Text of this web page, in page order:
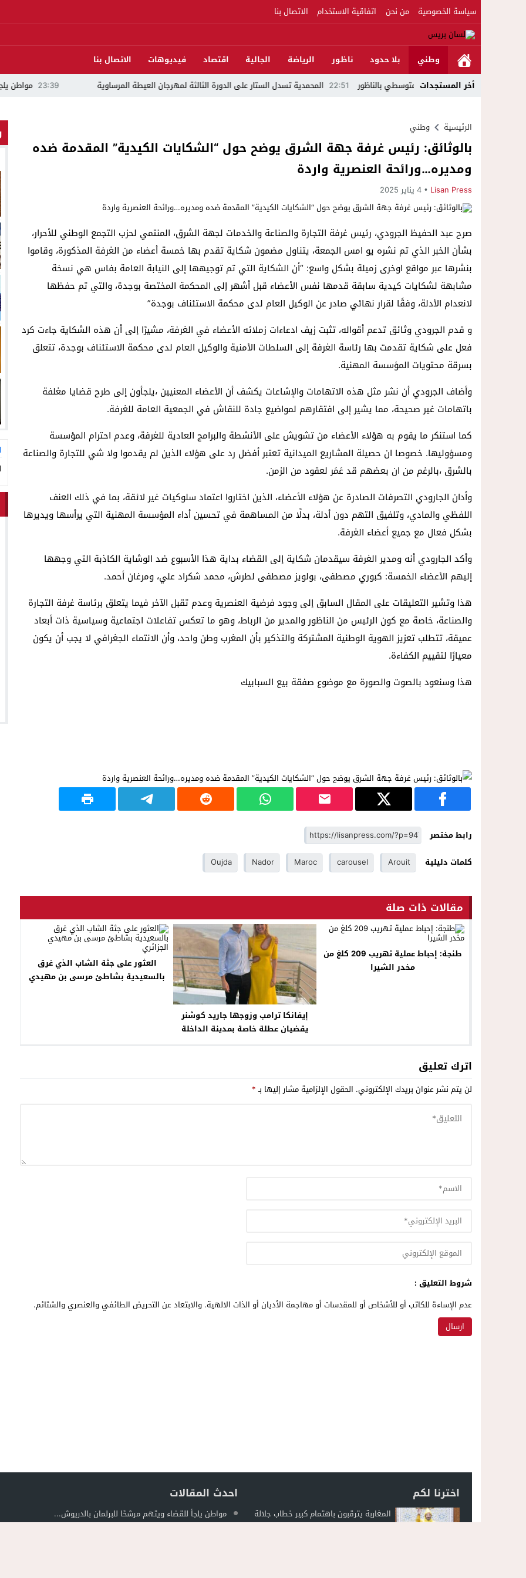
سياسة الخصوصية من نحن اتفاقية الاستخدام الاتصال بنا
وطني بلا حدود ناظور الرياضة الجالية اقتصاد فيديوهات
الاتصال بنا
أخر المستجدات
مواطن يلجأ للقضاء 22:51 المحمدية تسدل الستار على الدورة الثالثة لمهرجان العيطة المرساوية
الرئيسية وطني
بالوثائق: رئيس غرفة جهة الشرق يوضح حول “الشكايات الكيدية” المقدمة ضده
ومديره…ورائحة العنصرية واردة
Lisan Press 4 يناير 2025
صرح عبد الحفيظ الجرودي، رئيس غرفة التجارة والصناعة والخدمات لجهة الشرق، المنتمي لحزب التجمع الوطني للأحرار،
بشأن الخبر الذي تم نشره يو امس الجمعة، يتناول مضمون شكاية تقدم بها خمسة أعضاء من الغرفة المذكورة، وقاموا
بنشرها عبر مواقع اوخرى زميلة بشكل واسع: “أن الشكاية التي تم توجيهها إلى النيابة العامة بفاس هي نسخة
مشابهة لشكايات كيدية سابقة قدمها نفس الأعضاء قبل أشهر إلى المحكمة المختصة بوجدة، والتي تم حفظها
لانعدام الأدلة، وفقًا لقرار نهائي صادر عن الوكيل العام لدى محكمة الاستئناف بوجدة”
و قدم الجرودي وثائق تدعم أقواله، تثبت زيف ادعاءات زملائه الأعضاء في الغرفة، مشيرًا إلى أن هذه الشكاية جاءت كرد
فعل على شكاية تقدمت بها رئاسة الغرفة إلى السلطات الأمنية والوكيل العام لدى محكمة الاستئناف بوجدة، تتعلق
بسرقة محتويات المؤسسة المهنية.
وأضاف الجرودي أن نشر مثل هذه الاتهامات والإشاعات يكشف أن الأعضاء المعنيين ،يلجأون إلى طرح قضايا مغلفة
باتهامات غير صحيحة، مما يشير إلى افتقارهم لمواضيع جادة للنقاش في الجمعية العامة للغرفة.
كما استنكر ما يقوم به هؤلاء الأعضاء من تشويش على الأنشطة والبرامج العادية للغرفة، وعدم احترام المؤسسة
ومسؤوليها. خصوصا ان حصيلة المشاريع الميدانية تعتبر أفضل رد على هؤلاء الذين لم يقدموا ولا شي للتجارة والصناعة
بالشرق ،بالرغم من ان بعضهم قد عَمَر لعقود من الزمن.
وأدان الجارودي التصرفات الصادرة عن هؤلاء الأعضاء، الذين اختاروا اعتماد سلوكيات غير لائقة، بما في ذلك العنف
اللفظي والمادي، وتلفيق التهم دون أدلة، بدلًا من المساهمة في تحسين أداء المؤسسة المهنية التي يرأسها ويديرها
بشكل فعال مع جميع أعضاء الغرفة.
وأكد الجارودي أنه ومدير الغرفة سيقدمان شكاية إلى القضاء بداية هذا الأسبوع ضد الوشاية الكاذبة التي وجهها
إليهم الأعضاء الخمسة: كبوري مصطفى، بولويز مصطفى لطرش، محمد شكراد علي، ومرغان أحمد.
هذا وتشير التعليقات على المقال السابق إلى وجود فرضية العنصرية وعدم تقبل الآخر فيما يتعلق برئاسة غرفة التجارة
والصناعة، خاصة مع كون الرئيس من الناظور والمدير من الرباط، وهو ما تعكس تفاعلات اجتماعية وسياسية ذات أبعاد
عميقة، تتطلب تعزيز الهوية الوطنية المشتركة والتذكير بأن المغرب وطن واحد، وأن الانتماء الجغرافي لا يجب أن يكون
معيارًا لتقييم الكفاءة.
هذا وسنعود بالصوت والصورة مع موضوع صفقة بيع السبابيك
رابط مختصر
كلمات دليلية
Arouit
carousel
Maroc
Nador
Oujda
مقالات ذات صلة
طنجة: إحباط عملية تهريب 209 كلغ من
مخدر الشيرا
إيفانكا ترامب وزوجها جاريد كوشنر
يقضيان عطلة خاصة بمدينة الداخلة
العثور على جثة الشاب الذي غرق
بالسعيدية بشاطئ مرسى بن مهيدي
اترك تعليق
لن يتم نشر عنوان بريدك الإلكتروني. الحقول الإلزامية مشار إليها بـ*
شروط التعليق :
عدم الإساءة للكاتب أو للأشخاص أو للمقدسات أو مهاجمة الأديان أو الذات الالهية. والابتعاد عن التحريض الطائفي والعنصري والشتائم.
اخترنا لكم
المغاربة يترقبون باهتمام كبير خطاب جلالة
الملك في افتتاح البرلمان الجمعة المقبل
احدث المقالات
مواطن يلجأ للقضاء ويتهم مرشحًا للبرلمان بالدريوش...